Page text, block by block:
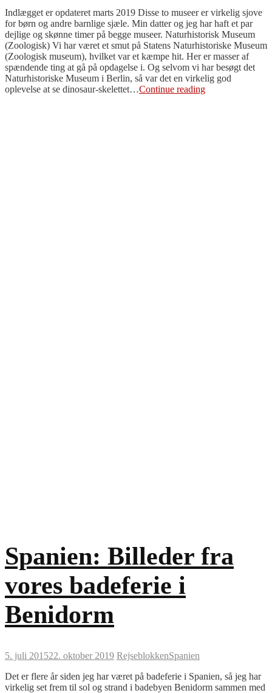
Indlægget er opdateret marts 2019 Disse to museer er virkelig sjove
for børn og andre barnlige sjæle. Min datter og jeg har haft et par
dejlige og skønne timer på begge museer. Naturhistorisk Museum
(Zoologisk) Vi har været et smut på Statens Naturhistoriske Museum
(Zoologisk museum), hvilket var et kæmpe hit. Her er masser af
spændende ting at gå på opdagelse i. Og selvom vi har besøgt det
Naturhistoriske Museum i Berlin, så var det en virkelig god
oplevelse at se dinosaur-skelettet…Continue readingKøbenhavn:
Spanien: Billeder fra
vores badeferie i
Benidorm
5. juli 201522. oktober 2019 RejseblokkenSpanien
Det er flere år siden jeg har været på badeferie i Spanien, så jeg har
virkelig set frem til sol og strand i badebyen Benidorm sammen med